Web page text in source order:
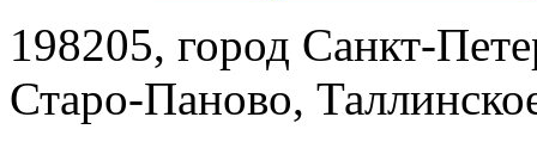
198205, город Санкт-
Старо-Паново,